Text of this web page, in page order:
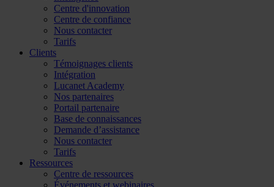
Centre d'innovation
Centre de confiance
Nous contacter
Tarifs
Clients
Témoignages clients
Intégration
Lucanet Academy
Nos partenaires
Portail partenaire
Base de connaissances
Demande d’assistance
Nous contacter
Tarifs
Ressources
Centre de ressources
Événements et webinaires